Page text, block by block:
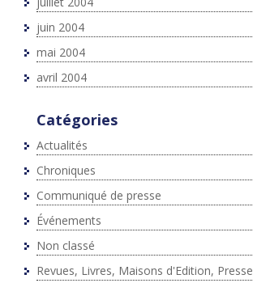
juin 2004
mai 2004
avril 2004
Catégories
Actualités
Chroniques
Communiqué de presse
Événements
Non classé
Revues, Livres, Maisons d'Edition, Presse